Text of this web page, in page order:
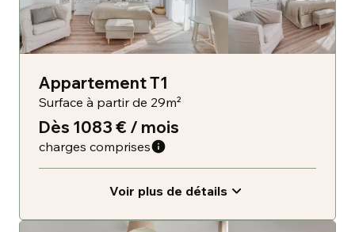
Appartement T1
Surface à partir de 29m²
Dès 1083 € / mois
charges comprises
Voir plus de détails